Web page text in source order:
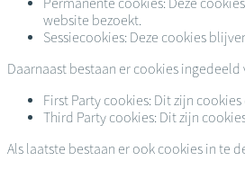
website bezoekt.
Sessiecookies: Deze cookies
Daarnaast bestaan er cookies
First Party cookies: Dit zijn
Third Party cookies: Dit zijn
Als laatste bestaan er ook cookies in te